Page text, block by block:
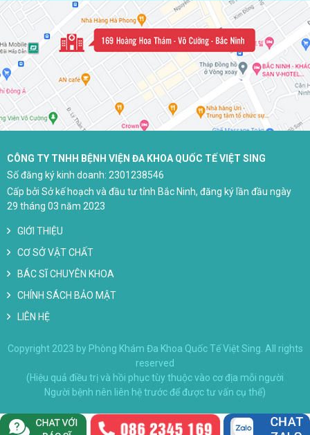
CÔNG TY TNHH BỆNH VIỆN ĐA KHOA QUỐC TẾ VIỆT SING
Số đăng ký kinh doanh: 2301238546
Cấp bởi Sở kế hoạch và đầu tư tỉnh Bắc Ninh, đăng ký lần đầu ngày
29 tháng 03 năm 2023
GIỚI THIỆU
CƠ SỞ VẬT CHẤT
BÁC SĨ CHUYÊN KHOA
CHÍNH SÁCH BẢO MẬT
LIÊN HỆ
Copyright 2023 by Phòng Khám Đa Khoa Quốc Tế Việt Sing. All rights
reserved
(Hiệu quả điều trị và hồi phục tùy thuộc vào cơ địa mỗi người
Người bệnh nên liên hệ trước để được tư vấn cụ thể)